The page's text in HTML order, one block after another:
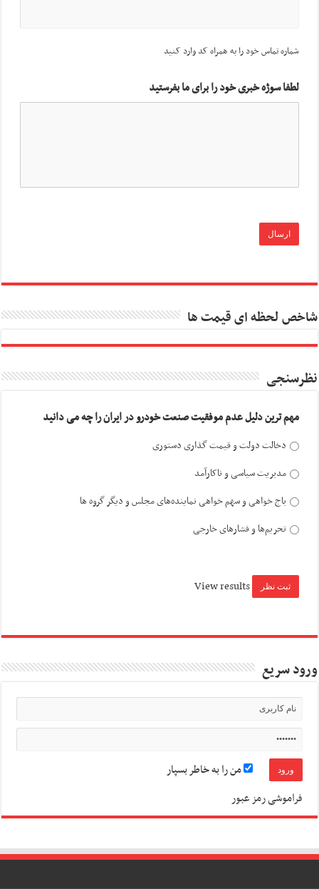
شماره تماس خود را به همراه کد وارد کنید
لطفا سوژه خبری خود را برای ما بفرستید
شاخص لحظه ای قیمت ها
نظرسنجی
مهم ترین دلیل عدم موفقیت صنعت خودرو در ایران را چه می دانید
دخالت دولت و قیمت گذاری دستوری
مدیریت سیاسی و ناکارآمد
باج خواهی و سهم خواهی نماینده‌های مجلس و دیگر گروه ها
تحریم‌ها و فشارهای خارجی
View results
ورود سریع
من را به خاطر بسپار
فراموشی رمز عبور